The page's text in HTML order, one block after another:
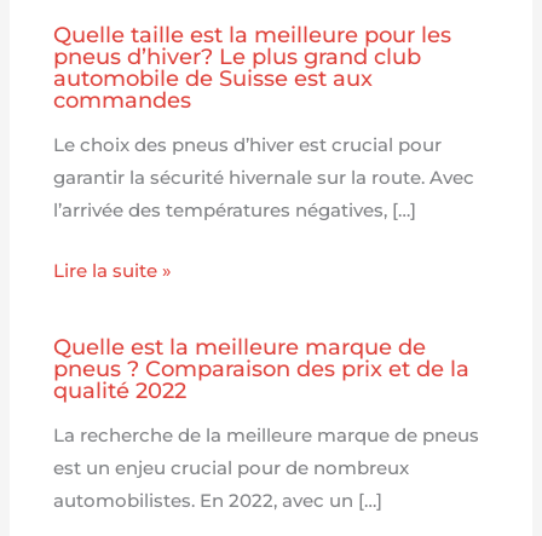
Quelle taille est la meilleure pour les
pneus d’hiver? Le plus grand club
automobile de Suisse est aux
commandes
Le choix des pneus d’hiver est crucial pour
garantir la sécurité hivernale sur la route. Avec
l’arrivée des températures négatives, […]
Lire la suite »
Quelle est la meilleure marque de
pneus ? Comparaison des prix et de la
qualité 2022
La recherche de la meilleure marque de pneus
est un enjeu crucial pour de nombreux
automobilistes. En 2022, avec un […]